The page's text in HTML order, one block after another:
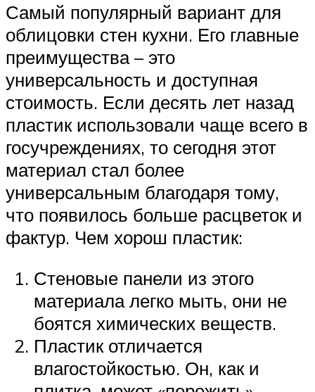
Самый популярный вариант для
облицовки стен кухни. Его главные
преимущества – это
универсальность и доступная
стоимость. Если десять лет назад
пластик использовали чаще всего в
госучреждениях, то сегодня этот
материал стал более
универсальным благодаря тому,
что появилось больше расцветок и
фактур. Чем хорош пластик:
Стеновые панели из этого
материала легко мыть, они не
боятся химических веществ.
Пластик отличается
влагостойкостью. Он, как и